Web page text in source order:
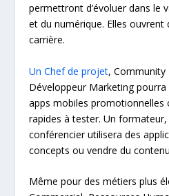
permettront d’évoluer dans le
et du numérique. Elles ouvrent
carrière.
Un Chef de projet, Community
Développeur Marketing
apps mobiles promotionnelles
rapides à tester. Un
conférencier utilisera des
concepts ou vendre du
Même pour des métiers plus